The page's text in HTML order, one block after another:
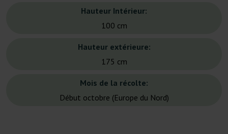
Hauteur Intérieur:
100 cm
Hauteur extérieure:
175 cm
Mois de la récolte:
Début octobre (Europe du Nord)